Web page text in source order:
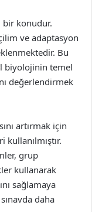
bir konudur.
ve adaptasyon
Bu
biyolojinin temel
değerlendirmek
artırmak için
grup
kullanarak
sağlamaya
daha